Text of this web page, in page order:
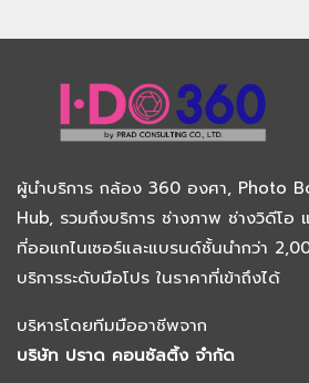
ผู้นำบริการ กล้อง 360 องศา, Photo
Hub, รวมถึงบริการ ช่างภาพ ช่างวิดีโอ
ที่ออแกไนเซอร์และแบรนด์ชั้นนำกว่า
บริการระดับมือโปร ในราคาที่เข้าถึงได้
บริหารโดยทีมมืออาชีพจาก
บริษัท ปราด คอนซัลติ้ง จำกัด